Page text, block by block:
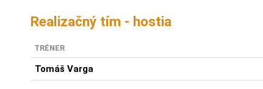
Realizačný tím - hostia
TRÉNER
Tomáš Varga